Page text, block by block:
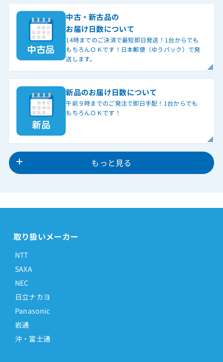
中古・新古品の
お届け日数について
14時までのご決済で最短即日発送！1台からでも
もちろんＯＫです！日本郵便（ゆうパック）で発
送します。
新品のお届け日数について
午前９時までのご発注で即日手配！1台からでも
もちろんＯＫです！
もっと見る
取り扱いメーカー
NTT
SAXA
NEC
日立ナカヨ
Panasonic
岩通
沖・富士通